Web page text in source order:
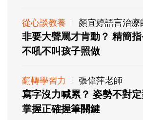
從心談教養 顏宜婷語言治療
非要大聲罵才肯動？ 精簡指
不吼不叫孩子照做
翻轉學習力 張偉萍老師
寫字沒力喊累？ 姿勢不對定
掌握正確握筆關鍵